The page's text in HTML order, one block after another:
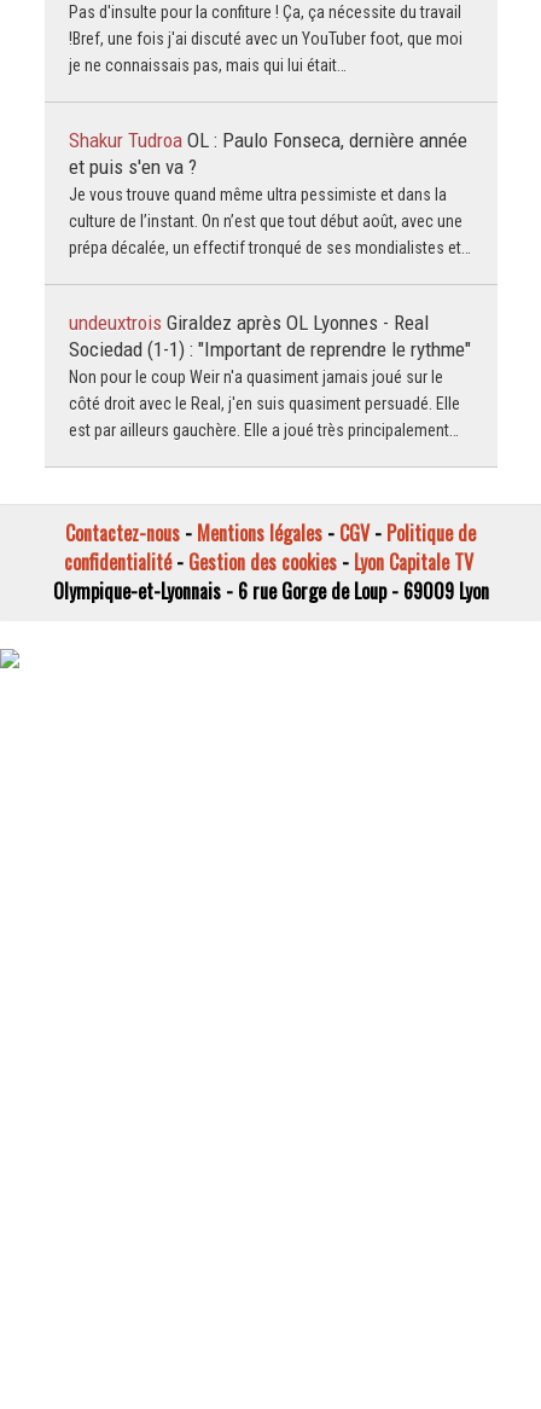
Pas d'insulte pour la confiture ! Ça, ça nécessite du travail
!Bref, une fois j'ai discuté avec un YouTuber foot, que moi
je ne connaissais pas, mais qui lui était…
Shakur Tudroa OL : Paulo Fonseca, dernière année
et puis s'en va ?
Je vous trouve quand même ultra pessimiste et dans la
culture de l’instant. On n’est que tout début août, avec une
prépa décalée, un effectif tronqué de ses mondialistes et…
undeuxtrois Giraldez après OL Lyonnes - Real
Sociedad (1-1) : "Important de reprendre le rythme"
Non pour le coup Weir n'a quasiment jamais joué sur le
côté droit avec le Real, j'en suis quasiment persuadé. Elle
est par ailleurs gauchère. Elle a joué très principalement…
Contactez-nous - Mentions légales - CGV- Politique de
confidentialité- Gestion des cookies- Lyon Capitale TV
Olympique-et-Lyonnais - 6 rue Gorge de Loup - 69009 Lyon